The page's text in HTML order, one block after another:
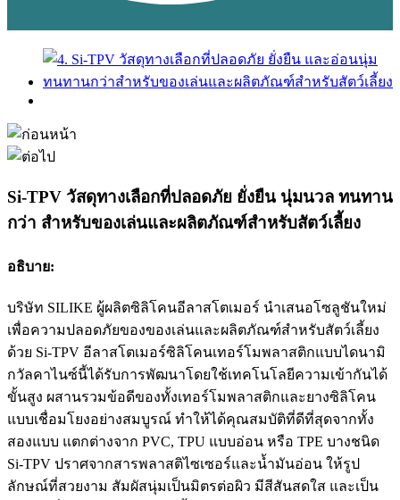
Si-TPV วัสดุทางเลือกที่ปลอดภัย ยั่งยืน นุ่มนวล ทนทาน
กว่า สำหรับของเล่นและผลิตภัณฑ์สำหรับสัตว์เลี้ยง
อธิบาย:
บริษัท SILIKE ผู้ผลิตซิลิโคนอีลาสโตเมอร์ นำเสนอโซลูชันใหม่
เพื่อความปลอดภัยของของเล่นและผลิตภัณฑ์สำหรับสัตว์เลี้ยง
ด้วย Si-TPV อีลาสโตเมอร์ซิลิโคนเทอร์โมพลาสติกแบบไดนามิ
กวัลคาไนซ์นี้ได้รับการพัฒนาโดยใช้เทคโนโลยีความเข้ากันได้
ขั้นสูง ผสานรวมข้อดีของทั้งเทอร์โมพลาสติกและยางซิลิโคน
แบบเชื่อมโยงอย่างสมบูรณ์ ทำให้ได้คุณสมบัติที่ดีที่สุดจากทั้ง
สองแบบ แตกต่างจาก PVC, TPU แบบอ่อน หรือ TPE บางชนิด
Si-TPV ปราศจากสารพลาสติไซเซอร์และน้ำมันอ่อน ให้รูป
ลักษณ์ที่สวยงาม สัมผัสนุ่มเป็นมิตรต่อผิว มีสีสันสดใส และเป็น